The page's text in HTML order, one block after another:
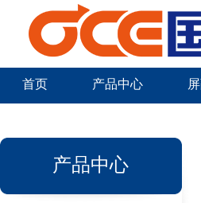
首页 产品中心
产品中心